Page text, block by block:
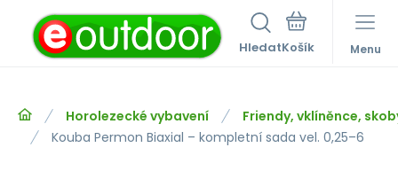
Hledat Menu
Horolezecké vybavení
Friendy, vklíněnce,
Kouba Permon Biaxial – kompletní sada vel. 0,25–6